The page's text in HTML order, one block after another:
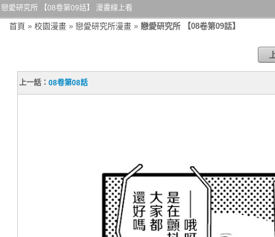
戀愛研究所 【08卷第09話】 漫畫線上看
首頁 » 校園漫畫 » 戀愛研究所漫畫 » 戀愛研究所 【08卷第09話】
上一話：08卷第08話